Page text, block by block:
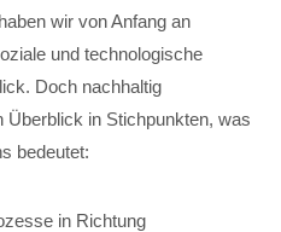
wir von Anfang an
und technologische
Doch nachhaltig
in Stichpunkten, was
bedeutet:
in Richtung